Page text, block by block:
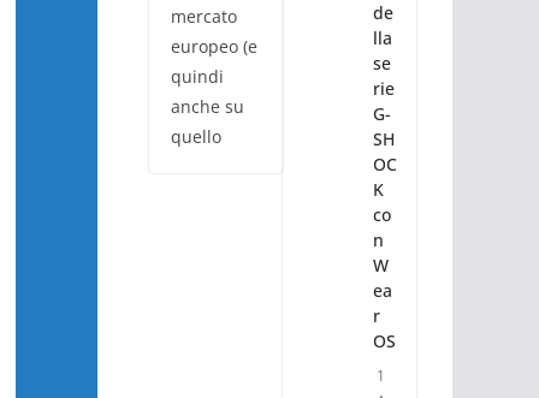
mercato
europeo (e
quindi
anche su
quello
de
lla
se
rie
G-
SH
OC
K
co
n
W
ea
r
OS
1